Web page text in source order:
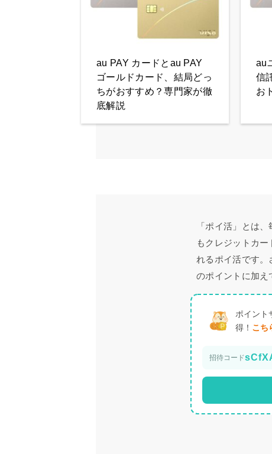
au PAY カードとau PAY
ゴールドカード、結局どっ
ちがおすすめ？専門家が徹
底解説
au
信
お
「ポイ活」とは
もクレジットカ
れるポイ活です
のポイントに加え
ポイント
得！ こち
招待コード